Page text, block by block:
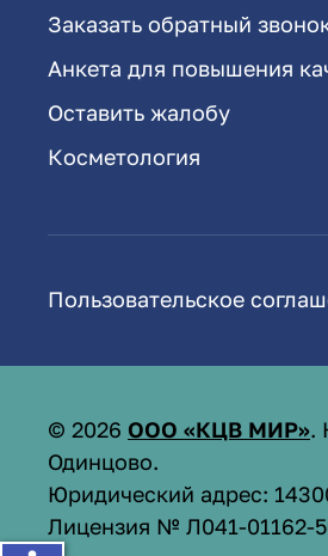
Заказать обратный
Анкета для повышения
Оставить жалобу
Косметология
Пользовательское
© 2026 ООО «КЦВ МИР».
Одинцово.
Юридический адрес:
Лицензия № Л041-01162-